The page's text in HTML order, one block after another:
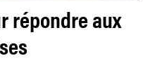
répondre aux